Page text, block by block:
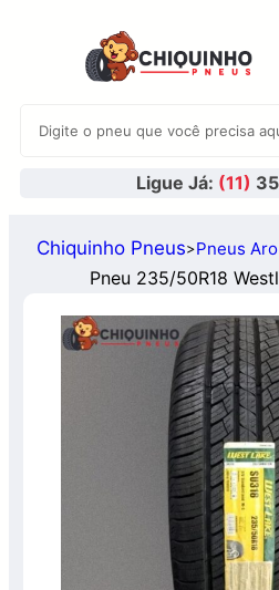
Ligue Já: (11)
Chiquinho Pneus>Pneus
Pneu 235/50R18